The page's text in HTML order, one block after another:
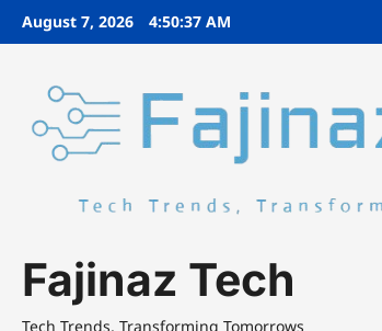
SkipAugust 7, 2026 4:50:38 AM
Fajinaz Tech
Tech Trends, Transforming Tomorrows